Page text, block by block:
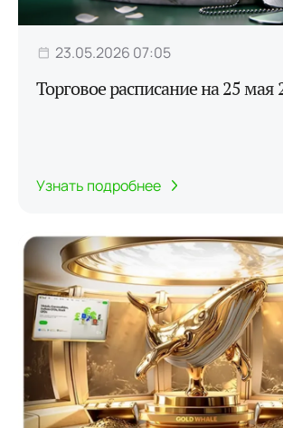
23.05.2026 07:05
Торговое расписание на 25 мая
Узнать подробнее